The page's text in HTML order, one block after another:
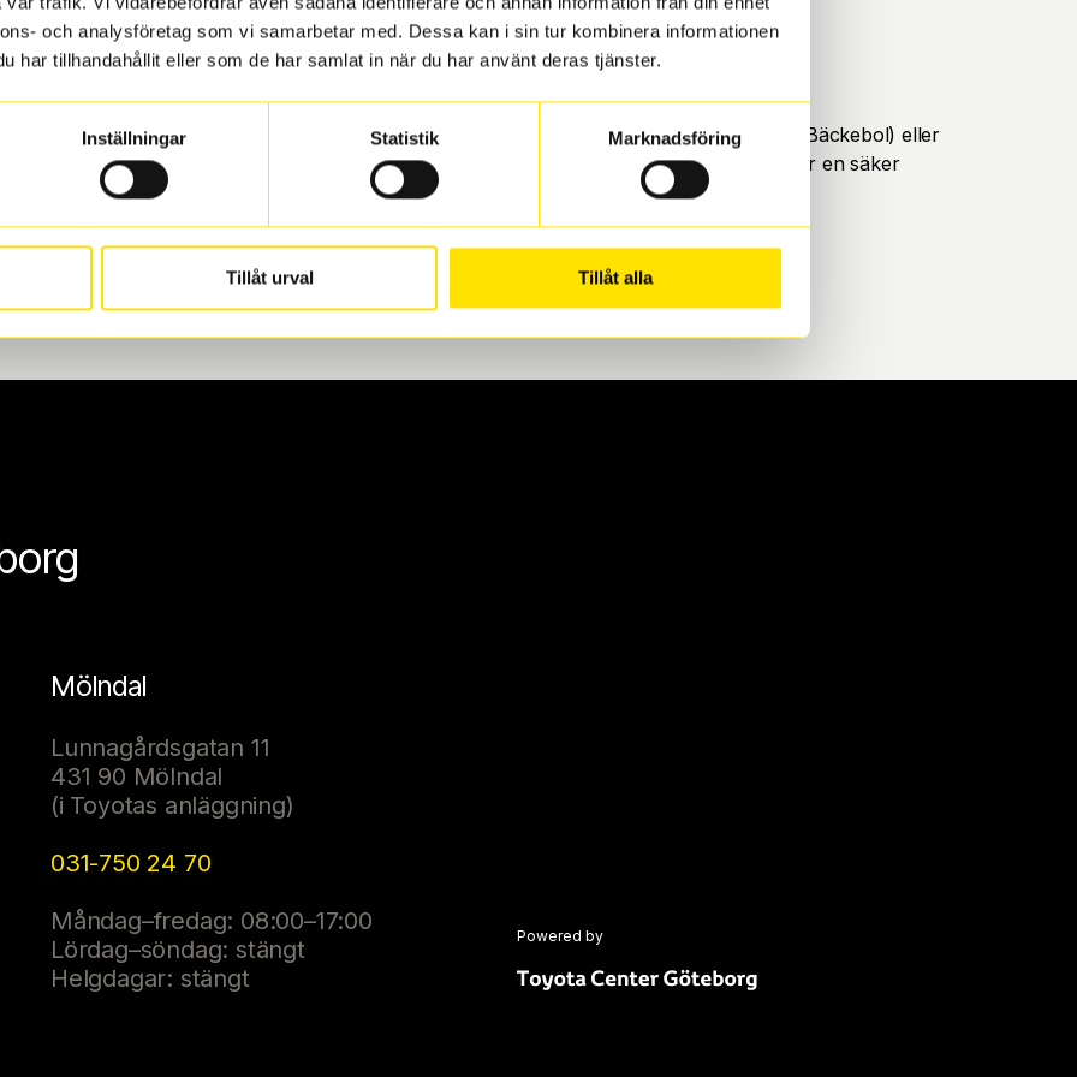
och analysföretag som vi samarbetar med. Dessa kan i sin tur kombinera informationen
har tillhandahållit eller som de har samlat in när du har använt deras tjänster.
Inställningar Statistik Marknadsföring
Tillåt urval Tillåt alla
levereras de direkt till någon av våra däckverkstäder i Göteborg. Välj mellan Hisingen (Bäckebol) eller
för upphämtning eller service. När vi byter dina däck ser vi till att de uppfyller alla krav för en säker
Mölndal
Lunnagårdsgatan 11
431 90 Mölndal
(i Toyotas anläggning)
031-750 24 70
Måndag–fredag: 08:00–17:00
Lördag–söndag: stängt
Helgdagar: stängt
Powered by